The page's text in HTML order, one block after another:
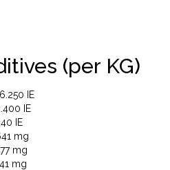
(per KG)
IE
IE
IE
mg
mg
mg